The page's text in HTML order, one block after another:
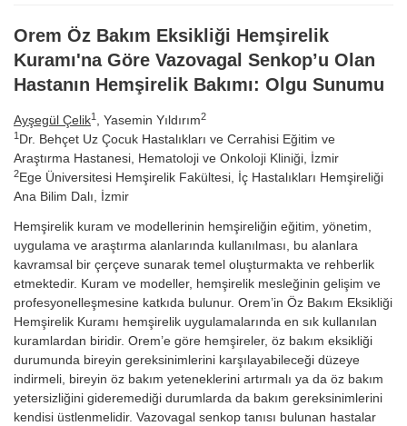
Orem Öz Bakım Eksikliği Hemşirelik
Kuramı'na Göre Vazovagal Senkop’u Olan
Hastanın Hemşirelik Bakımı: Olgu Sunumu
Ayşegül Çelik1 , Yasemin Yıldırım2
1 Dr. Behçet Uz Çocuk Hastalıkları ve Cerrahisi Eğitim ve
Araştırma Hastanesi, Hematoloji ve Onkoloji Kliniği, İzmir
2Ege Üniversitesi Hemşirelik Fakültesi, İç Hastalıkları Hemşireliği
Ana Bilim Dalı, İzmir
Hemşirelik kuram ve modellerinin hemşireliğin eğitim, yönetim,
uygulama ve araştırma alanlarında kullanılması, bu alanlara
kavramsal bir çerçeve sunarak temel oluşturmakta ve rehberlik
etmektedir. Kuram ve modeller, hemşirelik mesleğinin gelişim ve
profesyonelleşmesine katkıda bulunur. Orem’in Öz Bakım Eksikliği
Hemşirelik Kuramı hemşirelik uygulamalarında en sık kullanılan
kuramlardan biridir. Orem’e göre hemşireler, öz bakım eksikliği
durumunda bireyin gereksinimlerini karşılayabileceği düzeye
indirmeli, bireyin öz bakım yeteneklerini artırmalı ya da öz bakım
yetersizliğini gideremediği durumlarda da bakım gereksinimlerini
kendisi üstlenmelidir. Vazovagal senkop tanısı bulunan hastalar